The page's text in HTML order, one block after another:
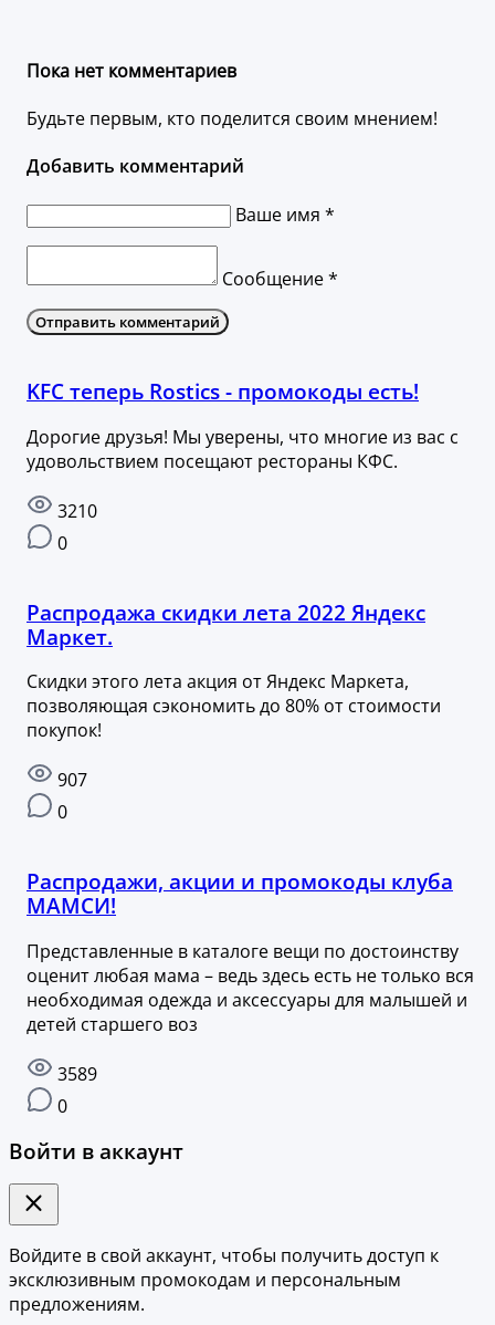
Пока нет комментариев
Будьте первым, кто поделится своим мнением!
Добавить комментарий
Ваше имя *
Сообщение *
Отправить комментарий
KFC теперь Rostics - промокоды есть!
Дорогие друзья! Мы уверены, что многие из вас с
удовольствием посещают рестораны КФС.
3210
0
Распродажа скидки лета 2022 Яндекс
Маркет.
Скидки этого лета акция от Яндекс Маркета,
позволяющая сэкономить до 80% от стоимости
покупок!
907
0
Распродажи, акции и промокоды клуба
МАМСИ!
Представленные в каталоге вещи по достоинству
оценит любая мама – ведь здесь есть не только вся
необходимая одежда и аксессуары для малышей и
детей старшего воз
3589
0
Войти в аккаунт
Войдите в свой аккаунт, чтобы получить доступ к
эксклюзивным промокодам и персональным
предложениям.